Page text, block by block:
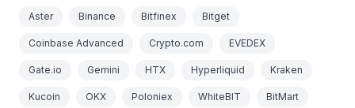
Aster Binance Bitfinex Bitget
Coinbase Advanced Crypto.com EVEDEX
Gate.io Gemini HTX Hyperliquid Kraken
Kucoin OKX Poloniex WhiteBIT BitMart